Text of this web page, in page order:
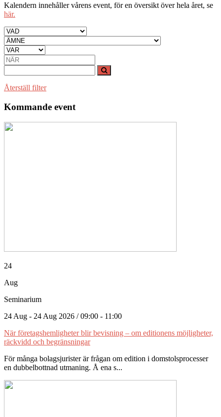
Kalendern innehåller vårens event, för en översikt över hela året, se
här.
Återställ filter
Kommande event
24
Aug
Seminarium
24 Aug - 24 Aug 2026 / 09:00 - 11:00
När företagshemligheter blir bevisning – om editionens möjligheter,
räckvidd och begränsningar
För många bolagsjurister är frågan om edition i domstolsprocesser
en dubbelbottnad utmaning. Å ena s...